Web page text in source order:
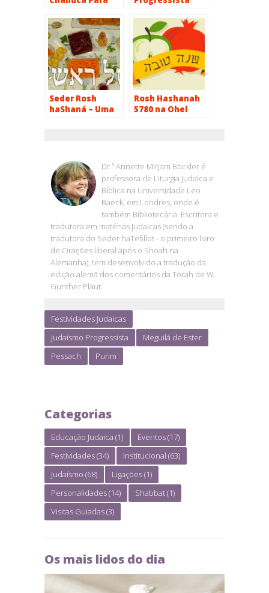
Seder Rosh
haShaná – Uma
Rosh Hashanah
5780 na Ohel
Dr.ª Annette Mirjam Böckler é
professora de Liturgia Judaica e
Bíblica na Universidade Leo
Baeck, em Londres, onde é
também Bibliotecária. Escritora e
tradutora em matérias Judaicas (sendo a
tradutora do Seder haTefillot - o primeiro livro
de Orações liberal após o Shoah na
Alemanha), tem desenvolvido a tradução da
edição alemã dos comentários da Torah de W.
Gunther Plaut.
Festividades Judaicas
Judaísmo Progressista
Meguilá de Ester
Pessach
Purim
Categorias
Educação Judaica (1) Eventos(17)
Festividades(34) Institucional (63)
Judaísmo (68) Ligações(1)
Personalidades(14) Shabbat(1)
Visitas Guiadas(3)
Os mais lidos do dia